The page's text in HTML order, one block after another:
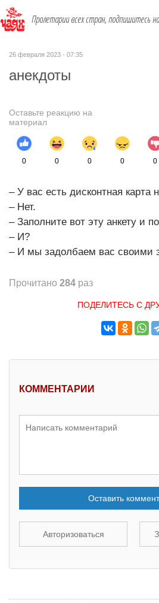
Пролетарии всех стран, подпишитесь
26 февраля 2023 - 07:35
анекдоты
Оставьте реакцию на
материал
0 0 0 0 0
– У вас есть дисконтная карта
– Нет.
– Заполните вот эту анкету и
– И?
– И мы задолбаем вас своими
Прочитано 284 раз
ПОДЕЛИТЕСЬ С
КОММЕНТАРИИ
Оставить
Авторизоваться